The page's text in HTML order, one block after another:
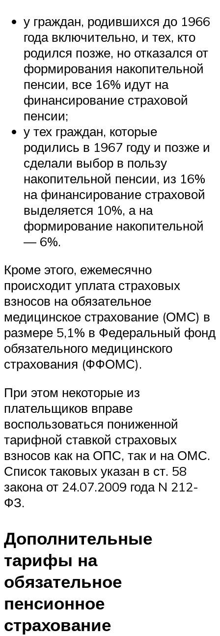
у граждан, родившихся до 1966
года включительно, и тех, кто
родился позже, но отказался от
формирования накопительной
пенсии, все 16% идут на
финансирование страховой
пенсии;
у тех граждан, которые
родились в 1967 году и позже и
сделали выбор в пользу
накопительной пенсии, из 16%
на финансирование страховой
выделяется 10%, а на
формирование накопительной
— 6%.
Кроме этого, ежемесячно
происходит уплата страховых
взносов на обязательное
медицинское страхование (ОМС) в
размере 5,1% в Федеральный фонд
обязательного медицинского
страхования (ФФОМС).
При этом некоторые из
плательщиков вправе
воспользоваться пониженной
тарифной ставкой страховых
взносов как на ОПС, так и на ОМС.
Список таковых указан в ст. 58
закона от 24.07.2009 года N 212-
ФЗ.
Дополнительные
тарифы на
обязательное
пенсионное
страхование